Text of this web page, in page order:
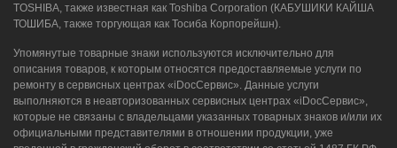
TOSHIBA, также известная как Toshiba Corporation (КАБУШИКИ КАЙША
ТОШИБА, также торгующая как Тосиба Корпорейшн).
Упомянутые товарные знаки используются исключительно для
описания товаров, к которым относятся предоставляемые услуги по
ремонту в сервисных центрах «iDocСервис». Данные услуги
выполняются в неавторизованных сервисных центрах «iDocСервис»,
которые не связаны с владельцами указанных товарных знаков и/или их
официальными представителями в отношении продукции, уже